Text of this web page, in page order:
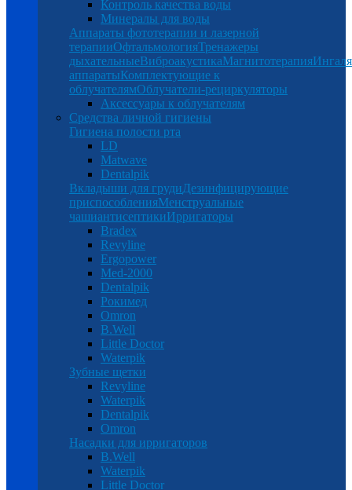
Контроль качества воды
Минералы для воды
Аппараты фототерапии и лазерной
терапииОфтальмологияТренажеры
дыхательныеВиброакустикаМагнитотерапия
аппаратыКомплектующие к
облучателямОблучатели-рециркуляторы
Аксессуары к облучателям
Средства личной гигиены
Гигиена полости рта
LD
Matwave
Dentalpik
Вкладыши для грудиДезинфицирующие
приспособленияМенструальные
чашиантисептикиИрригаторы
Bradex
Revyline
Ergopower
Med-2000
Dentalpik
Рокимед
Omron
B.Well
Little Doctor
Waterpik
Зубные щетки
Revyline
Waterpik
Dentalpik
Omron
Насадки для ирригаторов
B.Well
Waterpik
Little Doctor